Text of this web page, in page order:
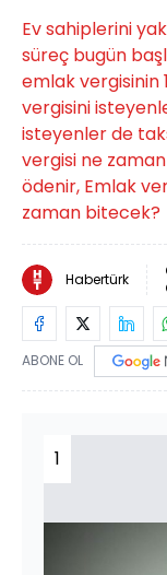
Ev sahiplerini
süreç bugün
emlak vergisinin
vergisini
isteyenler de
vergisi ne
ödenir, Emlak
zaman bitecek?
Habertürk
ABONE OL
1